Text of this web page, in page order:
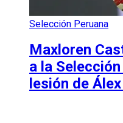
Selección Peruana
Maxloren
a la
lesión de